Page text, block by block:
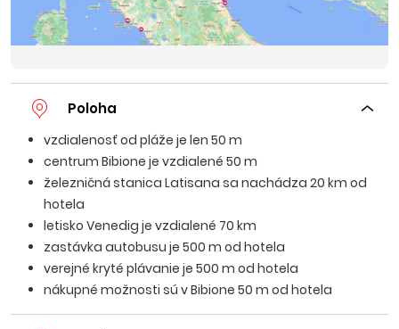
Poloha
vzdialenosť od pláže je len 50 m
centrum Bibione je vzdialené 50 m
železničná stanica Latisana sa nachádza 20 km od
hotela
letisko Venedig je vzdialené 70 km
zastávka autobusu je 500 m od hotela
verejné kryté plávanie je 500 m od hotela
nákupné možnosti sú v Bibione 50 m od hotela